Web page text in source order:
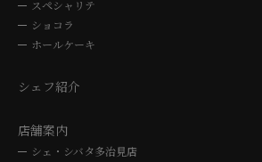
スペシャリテ
ショコラ
ホールケーキ
シェフ紹介
店舗案内
シェ・シバタ多治見店